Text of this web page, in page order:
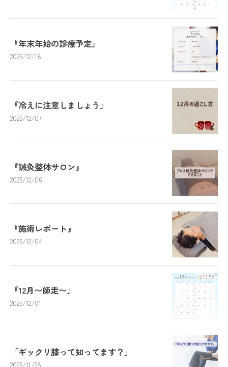
『年末年始の診療予定』
2025/12/18
『冷えに注意しましょう』
2025/12/07
『鍼灸整体サロン』
2025/12/06
『施術レポート』
2025/12/04
『12月〜師走〜』
2025/12/01
「ギックリ膝って知ってます？」
2025/11/28